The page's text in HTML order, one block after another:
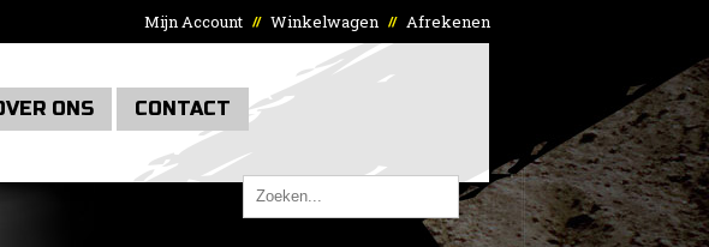
Mijn Account // Winkelwagen // Afrekenen
ONS CONTACT